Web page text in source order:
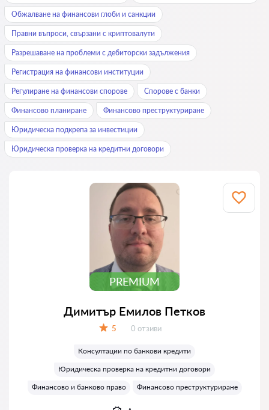
Обжалване на финансови глоби и санкции
Правни въпроси, свързани с криптовалути
Разрешаване на проблеми с дебиторски задължения
Регистрация на финансови институции
Регулиране на финансови спорове Спорове с банки
Финансово планиране Финансово преструктуриране
Юридическа подкрепа за инвестиции
Юридическа проверка на кредитни договори
PREMIUM
Димитър Емилов Петков
5 Отзиви:
0 отзиви
Консултации по банкови кредити
Юридическа проверка на кредитни договори
Финансово и банково право
Финансово преструктуриране